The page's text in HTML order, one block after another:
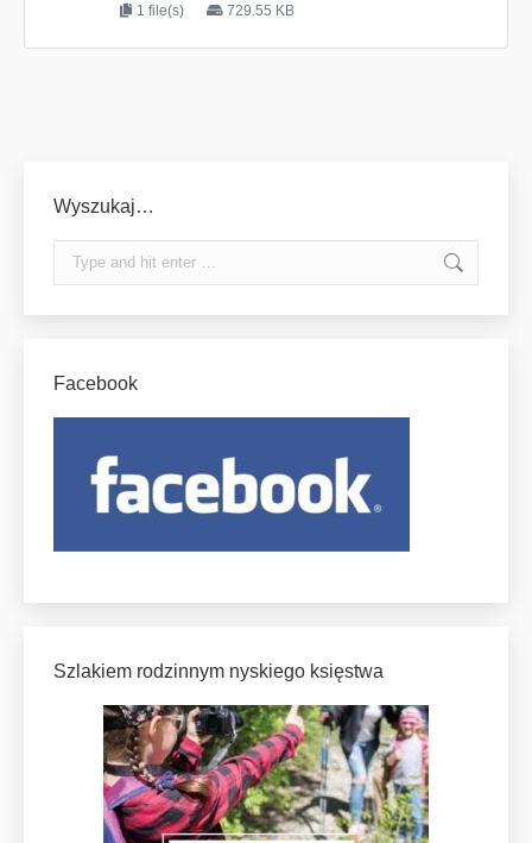
1 file(s) 729.55 KB
Wyszukaj…
Search:
Facebook
Szlakiem rodzinnym nyskiego księstwa